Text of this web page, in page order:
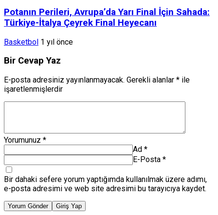
Potanın Perileri, Avrupa’da Yarı Final İçin Sahada:
Türkiye-İtalya Çeyrek Final Heyecanı
Basketbol 1 yıl önce
Bir Cevap Yaz
E-posta adresiniz yayınlanmayacak. Gerekli alanlar * ile
işaretlenmişlerdir
Yorumunuz *
Ad *
E-Posta *
Bir dahaki sefere yorum yaptığımda kullanılmak üzere adımı,
e-posta adresimi ve web site adresimi bu tarayıcıya kaydet.
Yorum Gönder Giriş Yap